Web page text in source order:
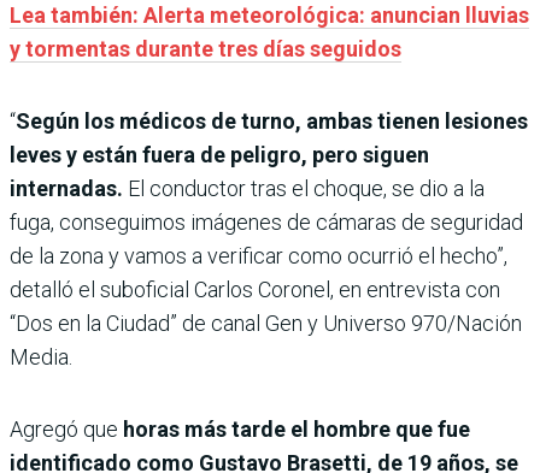
Lea también: Alerta meteorológica: anuncian lluvias
y tormentas durante tres días seguidos
“Según los médicos de turno, ambas tienen lesiones
leves y están fuera de peligro, pero siguen
internadas. El conductor tras el choque, se dio a la
fuga, conseguimos imágenes de cámaras de seguridad
de la zona y vamos a verificar como ocurrió el hecho”,
detalló el suboficial Carlos Coronel, en entrevista con
“Dos en la Ciudad” de canal Gen y Universo 970/Nación
Media.
Agregó que horas más tarde el hombre que fue
identificado como Gustavo Brasetti, de 19 años, se